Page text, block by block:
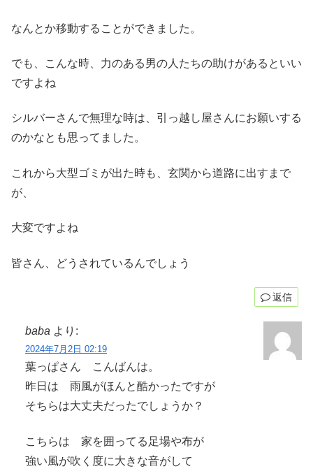
なんとか移動することができました。
でも、こんな時、力のある男の人たちの助けがあるといい
ですよね
シルバーさんで無理な時は、引っ越し屋さんにお願いする
のかなとも思ってました。
これから大型ゴミが出た時も、玄関から道路に出すまで
が、
大変ですよね
皆さん、どうされているんでしょう
返信
baba より:
2024年7月2日 02:19
葉っぱさん こんばんは。
昨日は 雨風がほんと酷かったですが
そちらは大丈夫だったでしょうか？
こちらは 家を囲ってる足場や布が
強い風が吹く度に大きな音がして